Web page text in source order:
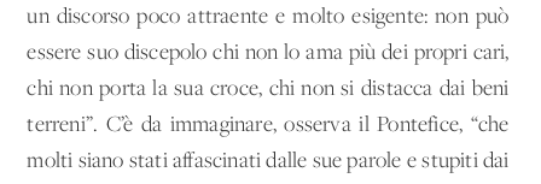
un discorso poco attraente e molto esigente: non può
essere suo discepolo chi non lo ama più dei propri cari,
chi non porta la sua croce, chi non si distacca dai beni
terreni”. C’è da immaginare, osserva il Pontefice, “che
molti siano stati affascinati dalle sue parole e stupiti dai